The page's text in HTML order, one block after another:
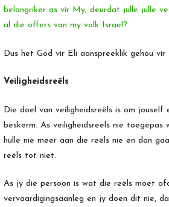
belangriker as vir My, deurdat julle julle
al die offers van my volk Israel?
Dus het God vir Eli aanspreeklik gehou vir
Veiligheidsreëls
Die doel van veiligheidsreëls is om jouself
beskerm. As veiligheidsreëls nie toegepas
hulle nie meer aan die reëls nie en dan
reëls tot niet.
As jy die persoon is wat die reëls moet
vervaardigingsaanleg en jy doen dit nie,